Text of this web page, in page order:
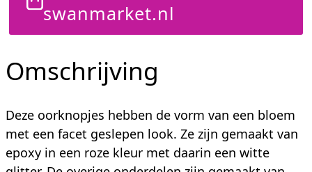
swanmarket.nl
Omschrijving
Deze oorknopjes hebben de vorm van een bloem
met een facet geslepen look. Ze zijn gemaakt van
epoxy in een roze kleur met daarin een witte